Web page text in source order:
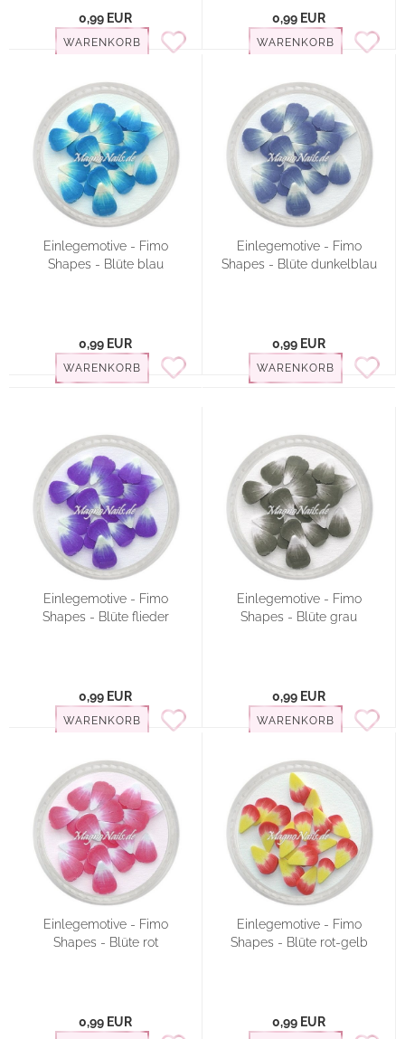
0,99 EUR
WARENKORB
0,99 EUR
WARENKORB
Einlegemotive - Fimo
Shapes - Blüte blau
0,99 EUR
WARENKORB
Einlegemotive - Fimo
Shapes - Blüte dunkelblau
0,99 EUR
WARENKORB
Einlegemotive - Fimo
Shapes - Blüte flieder
0,99 EUR
WARENKORB
Einlegemotive - Fimo
Shapes - Blüte grau
0,99 EUR
WARENKORB
Einlegemotive - Fimo
Shapes - Blüte rot
0,99 EUR
Einlegemotive - Fimo
Shapes - Blüte rot-gelb
0,99 EUR